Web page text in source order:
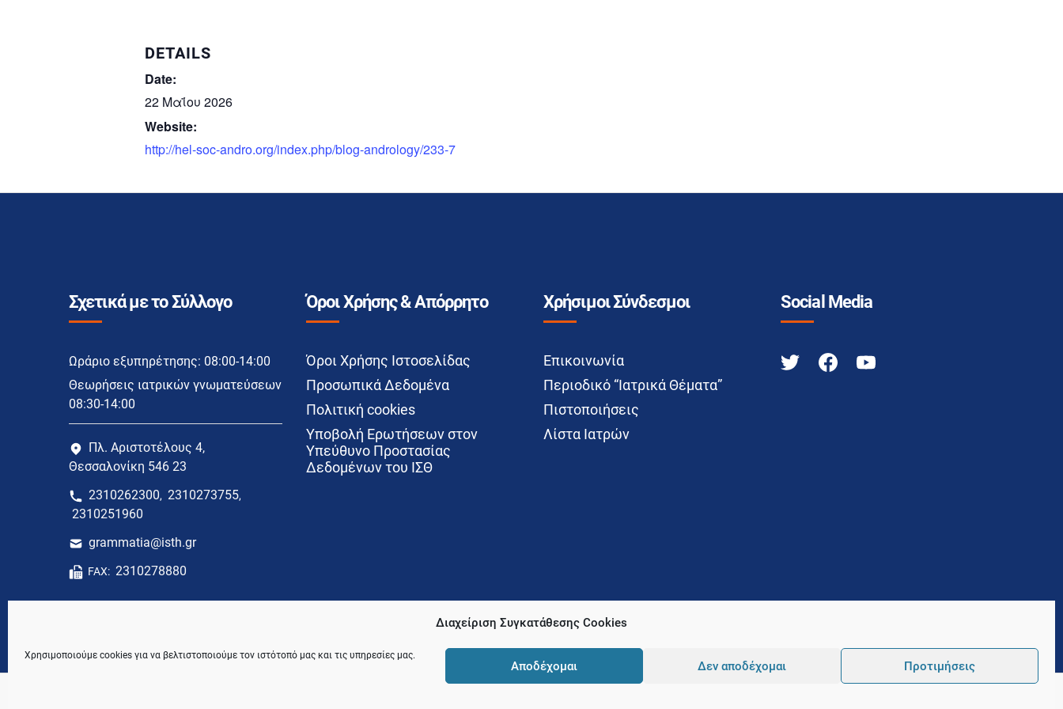
Διαχείριση Συγκατάθεσης Cookies
Χρησιμοποιούμε cookies για να βελτιστοποιούμε τον ιστότοπό μας και τις υπηρεσίες μας.
Αποδέχομαι Δεν αποδέχομαι Προτιμήσεις
DETAILS
Date:
22 Μαΐου 2026
Website:
http://hel-soc-andro.org/index.php/blog-andrology/233-7
Σχετικά με το Σύλλογο
Ωράριο εξυπηρέτησης: 08:00-14:00
Θεωρήσεις ιατρικών γνωματεύσεων
08:30-14:00
Πλ. Αριστοτέλους 4,
Θεσσαλονίκη 546 23
2310262300, 2310273755,
2310251960
grammatia@isth.gr
FAX: 2310278880
Όροι Χρήσης & Απόρρητο
Όροι Χρήσης Ιστοσελίδας
Προσωπικά Δεδομένα
Πολιτική cookies
Υποβολή Ερωτήσεων στον
Υπεύθυνο Προστασίας
Δεδομένων του ΙΣΘ
Χρήσιμοι Σύνδεσμοι
Επικοινωνία
Περιοδικό “Ιατρικά Θέματα”
Πιστοποιήσεις
Λίστα Ιατρών
Social Media